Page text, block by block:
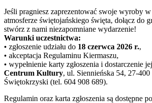
Jeśli pragniesz zaprezentować swoje wyroby
atmosferze świętojańskiego święta, dołącz do
stwórz z nami niezapomniane wydarzenie!
Warunki uczestnictwa:
• zgłoszenie udziału do 18 czerwca 2026 r.,
• akceptacja Regulaminu Kiermaszu,
• wypełnienie karty zgłoszenia i dostarczenie
Centrum Kultury, ul. Siennieńska 54, 27-
Świętokrzyski (tel. 604 908 689).
Regulamin oraz karta zgłoszenia są dostępne